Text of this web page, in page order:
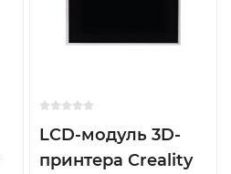
LCD-модуль 3D-
принтера Creality